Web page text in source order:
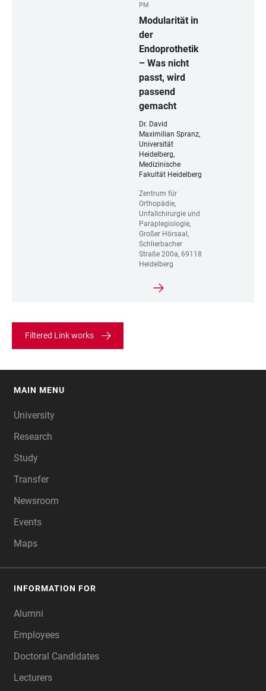
PM
Modularität in
der
Endoprothetik
– Was nicht
passt, wird
passend
gemacht
Dr. David
Maximilian Spranz,
Universität
Heidelberg,
Medizinische
Fakultät Heidelberg
Zentrum für
Orthopädie,
Unfallchirurgie und
Paraplegiologie,
Großer Hörsaal,
Schlierbacher
Straße 200a, 69118
Heidelberg
Filtered Link works
MAIN MENU
University
Research
Study
Transfer
Newsroom
Events
Maps
INFORMATION FOR
Alumni
Employees
Doctoral Candidates
Lecturers